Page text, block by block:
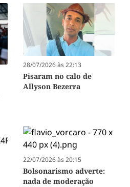
28/07/2026 às 22:13
Pisaram no calo de
Allyson Bezerra
22/07/2026 às 20:15
Bolsonarismo adverte:
nada de moderação